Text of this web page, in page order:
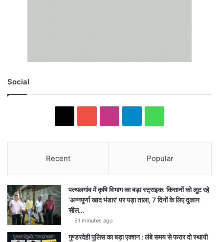
Social
Recent Popular
पत्थलगांव में कृषि विभाग का बड़ा स्ट्राइक: किसानों को लूट रहे
‘अन्नपूर्णा खाद भंडार’ पर पड़ा ताला, 7 दिनों के लिए दुकान
सील…
51 minutes ago
गुण्डरदेही पुलिस का बड़ा एक्शन : लंबे समय से फरार दो स्थायी